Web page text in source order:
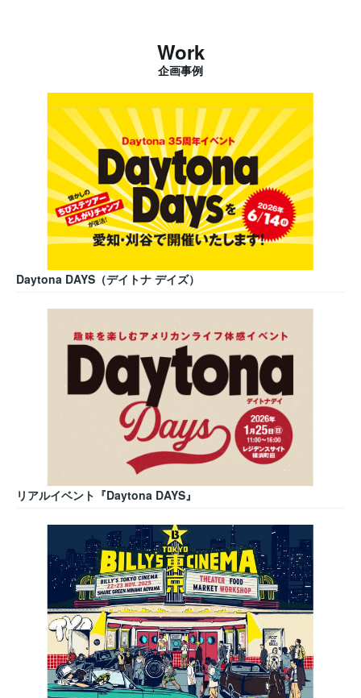
Work
企画事例
Daytona DAYS（デイトナ デイズ）
リアルイベント『Daytona DAYS』